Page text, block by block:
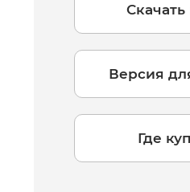
Скачать
Версия
Где